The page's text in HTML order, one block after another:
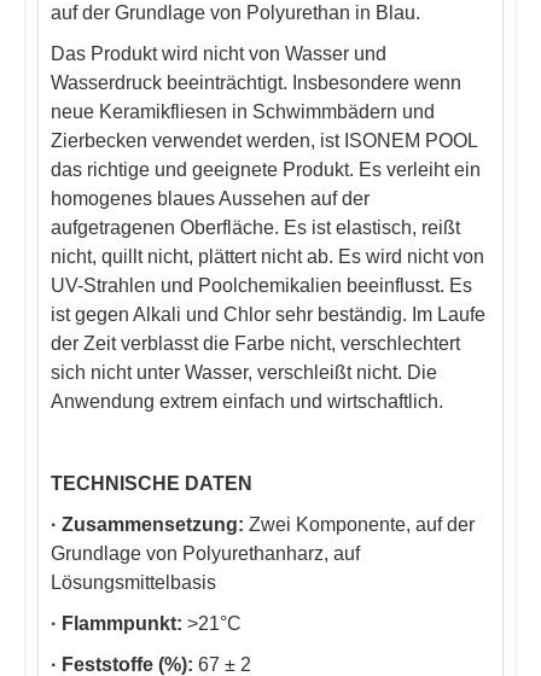
auf der Grundlage von Polyurethan in Blau.
Das Produkt wird nicht von Wasser und
Wasserdruck beeinträchtigt. Insbesondere wenn
neue Keramikfliesen in Schwimmbädern und
Zierbecken verwendet werden, ist ISONEM POOL
das richtige und geeignete Produkt. Es verleiht ein
homogenes blaues Aussehen auf der
aufgetragenen Oberfläche. Es ist elastisch, reißt
nicht, quillt nicht, plättert nicht ab. Es wird nicht von
UV-Strahlen und Poolchemikalien beeinflusst. Es
ist gegen Alkali und Chlor sehr beständig. Im Laufe
der Zeit verblasst die Farbe nicht, verschlechtert
sich nicht unter Wasser, verschleißt nicht. Die
Anwendung extrem einfach und wirtschaftlich.
TECHNISCHE DATEN
· Zusammensetzung: Zwei Komponente, auf der
Grundlage von Polyurethanharz, auf
Lösungsmittelbasis
· Flammpunkt: >21°C
· Feststoffe (%): 67 ± 2